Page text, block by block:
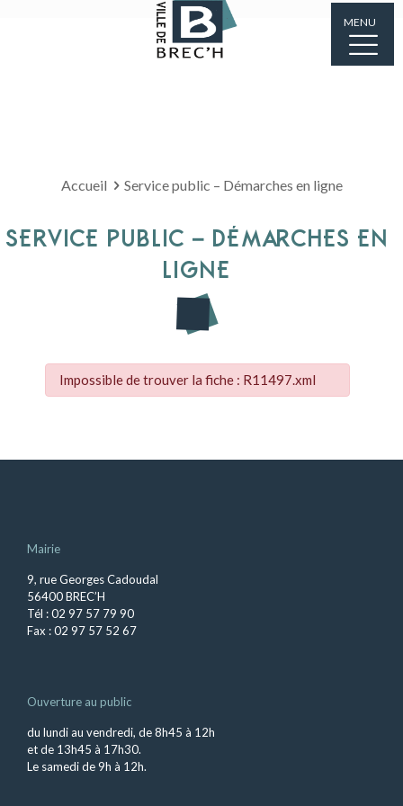
MENU
Accueil Service public – Démarches en ligne
SERVICE PUBLIC – DÉMARCHES EN
LIGNE
Impossible de trouver la fiche : R11497.xml
Mairie
9, rue Georges Cadoudal
56400 BREC’H
Tél : 02 97 57 79 90
Fax : 02 97 57 52 67
Ouverture au public
du lundi au vendredi, de 8h45 à 12h
et de 13h45 à 17h30.
Le samedi de 9h à 12h.